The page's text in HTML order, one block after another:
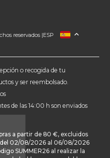
reservados |
FRANCIA
ALEMANIA
PAÍSES BAJOS
ESP
o recogida de tu
y ser reembolsado.
de las 14:00 h son enviados
a partir de 80 €, excluidos
02/08/2026 al 06/08/2026
SUMMER26 al realizar la